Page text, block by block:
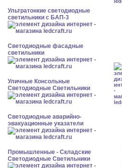
Ультратонкие светодиодные
светильники с БАП-3
Светодиодные фасадные
светильники
Уличные Консольные
Светодиодные Светильники
Светодиодные аварийно-
эвакуационные указатели
Промышленные - Складские
Светодиодные Светильники